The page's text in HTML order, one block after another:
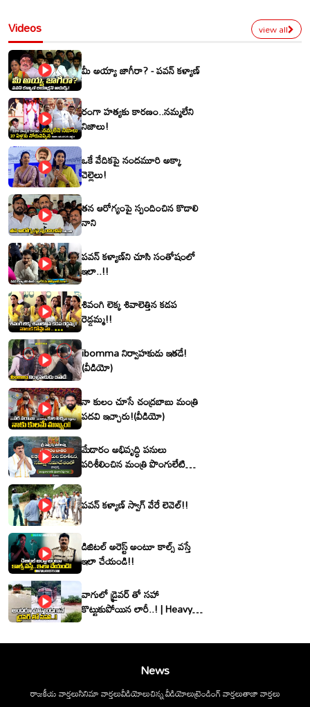
Videos view all
మీ అయ్యా జాగీరా? - పవన్ కళ్యాణ్
రంగా హత్యకు కారణం..నమ్మలేని
నిజాలు!
ఒకే వేదికపై నందమూరి అక్కా
చెల్లెలు!
తన ఆరోగ్యంపై స్పందించిన కొడాలి
నాని
పవన్ కళ్యాణ్‌ని చూసి సంతోషంలో
ఇలా..!!
శివంగి లెక్క శివాలెత్తిన కడప
రెడ్డమ్మ!!
ibomma నిర్వాహకుడు ఇతడే!
(వీడియో)
నా కులం చూసే చంద్రబాబు మంత్రి
పదవి ఇచ్చారు!(వీడియో)
మేడారం అభివృద్ధి పనులు
పరిశీలించిన మంత్రి పొంగులేటి
పవన్ కళ్యాణ్ స్వాగ్ వేరే లెవెల్!!
డిజిటల్ అరెస్ట్ అంటూ కాల్స్ వస్తే
ఇలా చేయండి!!
వాగులో డ్రైవర్ తో సహా
కొట్టుకుపోయిన లారీ..! | Heavy
News
రాజకీయ వార్తలుసినిమా వార్తలువీడియోలుచిన్న వీడియోలుట్రెండింగ్ వార్తలుతాజా వార్తలు